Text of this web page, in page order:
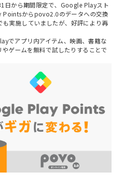
日から期間限定で、Google Playスト
Pointsからpovo2.0のデータへの交換
実施していましたが、好評により再
でアプリ内アイテム、映画、書籍な
ゲームを無料で試したりすることで